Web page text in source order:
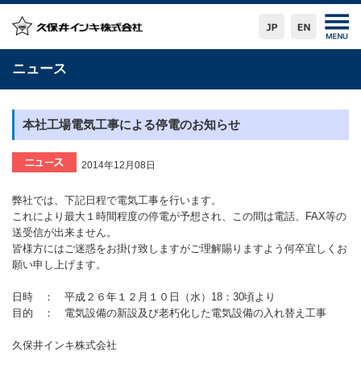
ニュース
本社工場電気工事による停電のお知らせ
2014年12月08日
弊社では、下記日程で電気工事を行います。
これにより最大１時間程度の停電が予想され、この間は電話、FAX等の
送受信が出来ません。
皆様方にはご迷惑をお掛け致しますがご理解賜りますよう何卒宜しくお
願い申し上げます。
日時 ： 平成２６年１２月１０日（水）18：30頃より
目的 ： 電気設備の新設及び老朽化した電気設備の入れ替え工事
久保井インキ株式会社